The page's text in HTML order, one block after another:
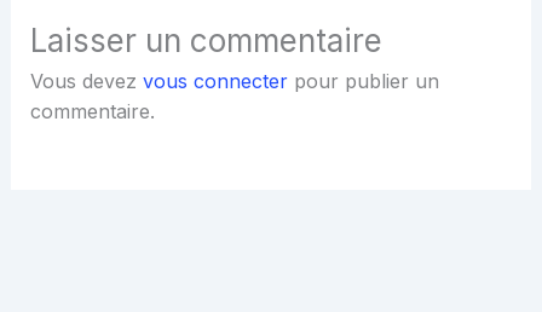
Laisser un commentaire
Vous devez vous connecterpour publier un
commentaire.